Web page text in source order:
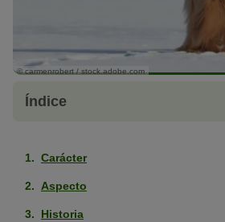
© carmenrobert / stock.adobe.com
Índice
Carácter
Aspecto
Historia